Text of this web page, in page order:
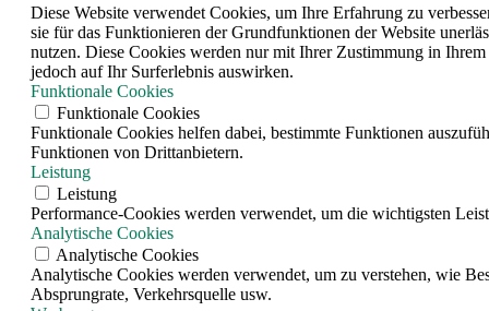
Diese Website verwendet Cookies, um Ihre Erfahrung zu
sie für das Funktionieren der Grundfunktionen der Website
nutzen. Diese Cookies werden nur mit Ihrer Zustimmung in
jedoch auf Ihr Surferlebnis auswirken.
Funktionale Cookies
Funktionale Cookies
Funktionale Cookies helfen dabei, bestimmte Funktionen
Funktionen von Drittanbietern.
Leistung
Leistung
Performance-Cookies werden verwendet, um die wichtigsten
Analytische Cookies
Analytische Cookies
Analytische Cookies werden verwendet, um zu verstehen, wie
Absprungrate, Verkehrsquelle usw.